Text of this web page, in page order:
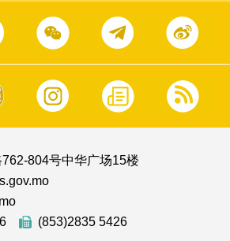
804号中华广场15楼
(853)2835 5426